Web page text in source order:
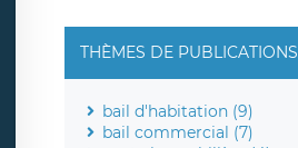
THÈMES DE PUBLICATIONS
bail d'habitation (9)
bail commercial (7)